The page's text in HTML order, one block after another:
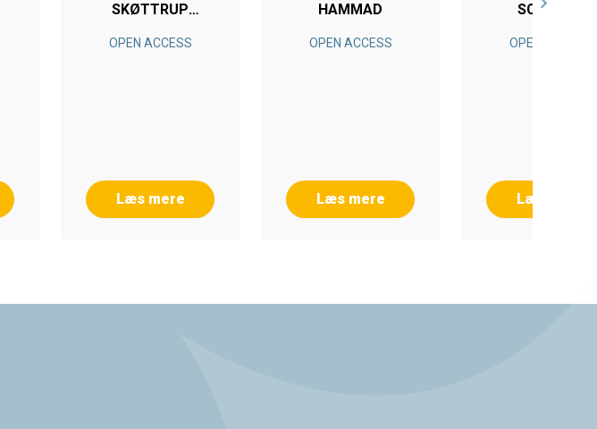
SKØTTRUP
OPEN ACCESS
Læs mere
HAMMAD
OPEN ACCESS
Læs mere
SCHJØDT
OPEN ACCESS
Læs mere